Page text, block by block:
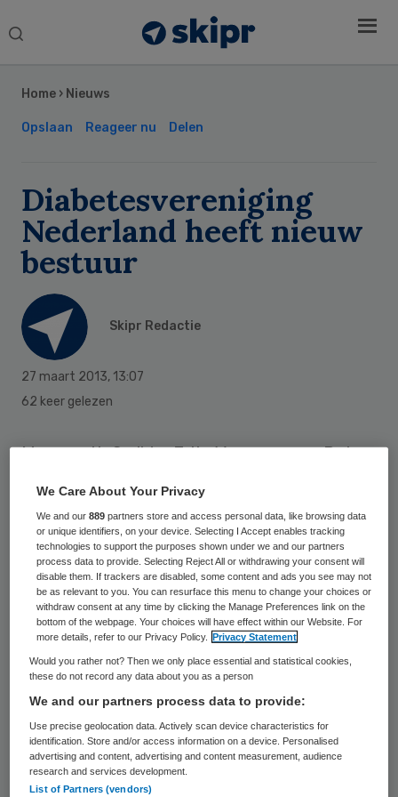
Search
Home › Nieuws
Opslaan Reageer nu Delen
Diabetesvereniging
Nederland heeft nieuw
bestuur
Skipr Redactie
27 maart 2013, 13:07
62 keer gelezen
Margreeth Smilde, Frits Voermans en Peter
van Diabetesvereniging Nederland (DVN).
Zij zijn 23 maart 2013 gekozen door de
ledenvergadering van de vereniging. Smilde
wordt voorzitter van het bestuur.
Smilde heeft veel politiek-bestuurlijke
ervaring, onder andere als Tweede Kamerlid
(2002-2012) met de portefeuilles
binnenlandse zaken, staats- en
bestuursrecht en gezondheidszorg. Begin
dit jaar werd bekend dat ze toezichthouder
bij de Hersenstichting wordt. Ook was ze
Sidebar
We Care About Your Privacy
We and our889 partners store and access personal data, like browsing data
or unique identifiers, on your device. Selecting I Accept enables tracking
technologies to support the purposes shown under we and our partners
process data to provide. Selecting Reject All or withdrawing your consent will
disable them. If trackers are disabled, some content and ads you see may not
be as relevant to you. You can resurface this menu to change your choices or
withdraw consent at any time by clicking the Manage Preferences link on the
bottom of the webpage. Your choices will have effect within our Website. For
more details, refer to our Privacy Policy.
Privacy Statement
Would you rather not? Then we only place essential and statistical cookies,
these do not record any data about you as a person
We and our partners process data to provide:
Use precise geolocation data. Actively scan device characteristics for
identification. Store and/or access information on a device. Personalised
advertising and content, advertising and content measurement, audience
research and services development.
List of Partners (vendors)